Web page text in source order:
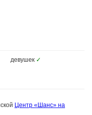
девушек ✓
Центр «Шанс» на